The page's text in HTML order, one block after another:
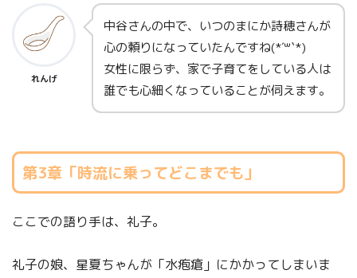
れんげ
中谷さんの中で、いつのまにか詩穂さんが
心の頼りになっていたんですね(*´꒳`*)
女性に限らず、家で子育てをしている人は
誰でも心細くなっていることが伺えます。
第3章「時流に乗ってどこまでも」
ここでの語り手は、礼子。
礼子の娘、星夏ちゃんが「水疱瘡」にかかってしまいま